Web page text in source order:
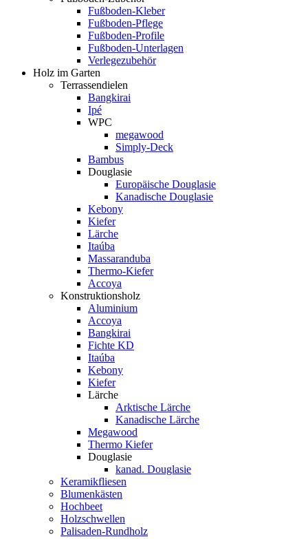
Fußboden-Kleber
Fußboden-Pflege
Fußboden-Profile
Fußboden-Unterlagen
Verlegezubehör
Holz im Garten
Terrassendielen
Bangkirai
Ipé
WPC
megawood
Simply-Deck
Bambus
Douglasie
Europäische Douglasie
Kanadische Douglasie
Kebony
Kiefer
Lärche
Itaúba
Massaranduba
Thermo-Kiefer
Accoya
Konstruktionsholz
Aluminium
Accoya
Bangkirai
Fichte KD
Itaúba
Kebony
Kiefer
Lärche
Arktische Lärche
Kanadische Lärche
Megawood
Thermo Kiefer
Douglasie
kanad. Douglasie
Keramikfliesen
Blumenkästen
Hochbeet
Holzschwellen
Palisaden-Rundholz